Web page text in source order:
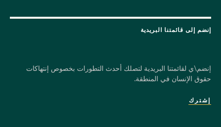
إنضم إلى قائمتنا البريدية
إنضم\ي لقائمتنا البريدية لتصلك أحدث التطورات بخصوص إنتهاكات
حقوق الإنسان في المنطقة.
إشترك